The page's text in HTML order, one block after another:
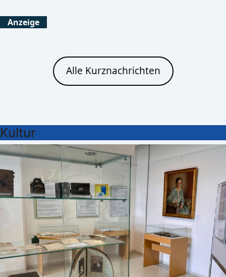
Anzeige
Alle Kurznachrichten
Kultur